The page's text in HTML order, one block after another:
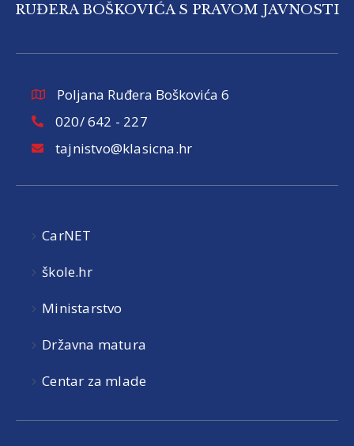
RUĐERA BOŠKOVIĆA S PRAVOM JAVNOSTI
Poljana Ruđera Boškovića 6
020/ 642 - 227
tajnistvo@klasicna.hr
CarNET
škole.hr
Ministarstvo
Državna matura
Centar za mlade